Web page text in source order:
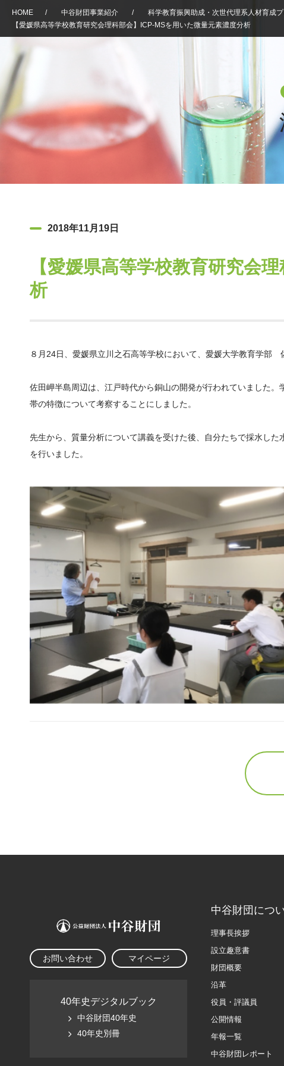
HOME / 中谷財団事業紹介 / 科学教育振興助成・次世代理系人材育成
【愛媛県高等学校教育研究会理科部会】ICP-MSを用いた微量元素濃度分析
2018年11月19日
【愛媛県高等学校教育研究会
析
８月24日、愛媛県立川之石高等学校において、愛媛大学教育学部
佐田岬半島周辺は、江戸時代から銅山の開発が行われていました
帯の特徴について考察することにしました。
先生から、質量分析について講義を受けた後、自分たちで採水し
を行いました。
お問い合わせ マイページ
40年史デジタルブック
中谷財団40年史
40年史別冊
中谷財団につ
理事長挨拶
設立趣意書
財団概要
沿革
役員・評議員
公開情報
年報一覧
中谷財団レポート